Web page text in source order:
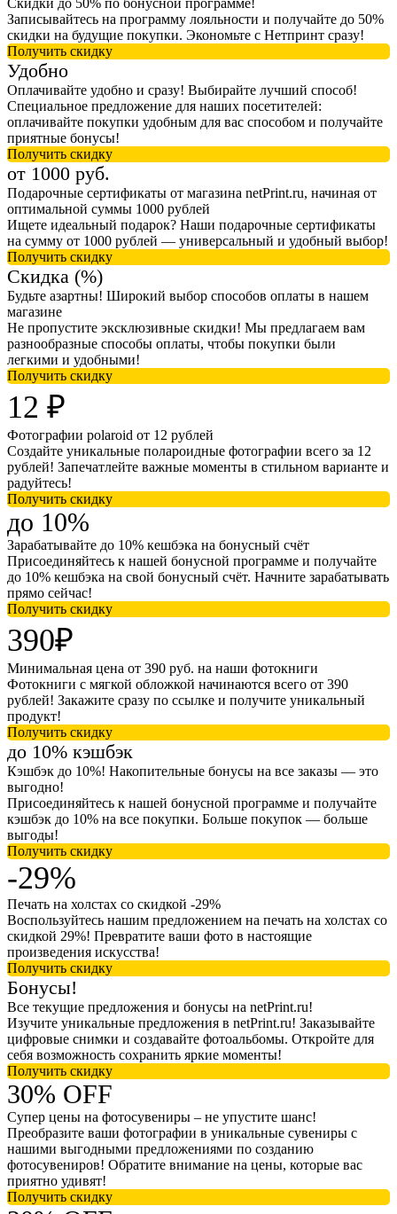
Скидки до 50% по бонусной программе!
Записывайтесь на программу лояльности и получайте до 50%
скидки на будущие покупки. Экономьте с Нетпринт сразу!
Получить скидку
Удобно
Оплачивайте удобно и сразу! Выбирайте лучший способ!
Специальное предложение для наших посетителей:
оплачивайте покупки удобным для вас способом и получайте
приятные бонусы!
Получить скидку
от 1000 руб.
Подарочные сертификаты от магазина netPrint.ru, начиная от
оптимальной суммы 1000 рублей
Ищете идеальный подарок? Наши подарочные сертификаты
на сумму от 1000 рублей — универсальный и удобный выбор!
Получить скидку
Скидка (%)
Будьте азартны! Широкий выбор способов оплаты в нашем
магазине
Не пропустите эксклюзивные скидки! Мы предлагаем вам
разнообразные способы оплаты, чтобы покупки были
легкими и удобными!
Получить скидку
12 ₽
Фотографии polaroid от 12 рублей
Создайте уникальные полароидные фотографии всего за 12
рублей! Запечатлейте важные моменты в стильном варианте и
радуйтесь!
Получить скидку
до 10%
Зарабатывайте до 10% кешбэка на бонусный счёт
Присоединяйтесь к нашей бонусной программе и получайте
до 10% кешбэка на свой бонусный счёт. Начните зарабатывать
прямо сейчас!
Получить скидку
390₽
Минимальная цена от 390 руб. на наши фотокниги
Фотокниги с мягкой обложкой начинаются всего от 390
рублей! Закажите сразу по ссылке и получите уникальный
продукт!
Получить скидку
до 10% кэшбэк
Кэшбэк до 10%! Накопительные бонусы на все заказы — это
выгодно!
Присоединяйтесь к нашей бонусной программе и получайте
кэшбэк до 10% на все покупки. Больше покупок — больше
выгоды!
Получить скидку
-29%
Печать на холстах со скидкой -29%
Воспользуйтесь нашим предложением на печать на холстах со
скидкой 29%! Превратите ваши фото в настоящие
произведения искусства!
Получить скидку
Бонусы!
Все текущие предложения и бонусы на netPrint.ru!
Изучите уникальные предложения в netPrint.ru! Заказывайте
цифровые снимки и создавайте фотоальбомы. Откройте для
себя возможность сохранить яркие моменты!
Получить скидку
30% OFF
Супер цены на фотосувениры – не упустите шанс!
Преобразите ваши фотографии в уникальные сувениры с
нашими выгодными предложениями по созданию
фотосувениров! Обратите внимание на цены, которые вас
приятно удивят!
Получить скидку